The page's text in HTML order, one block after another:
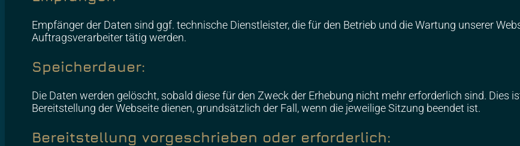
Empfänger der Daten sind ggf. technische Dienstleister, die für den Betrieb und die Wartung unserer
Auftragsverarbeiter tätig werden.
Speicherdauer:
Die Daten werden gelöscht, sobald diese für den Zweck der Erhebung nicht mehr erforderlich sind. Dies
Bereitstellung der Webseite dienen, grundsätzlich der Fall, wenn die jeweilige Sitzung beendet ist.
Bereitstellung vorgeschrieben oder erforderlich: